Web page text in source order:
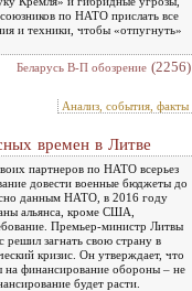
по НАТО прислать все
и техники, чтобы «отпугнуть»
Беларусь В-П обозрение (2256)
Анализ, события, факты
времен в Литве
партнеров по НАТО всерьез
довести военные бюджеты до
данным НАТО, в 2016 году
альянса, кроме США,
Премьер-министр Литвы
решил загнать свою страну в
кризис. Он утверждает, что
финансирование обороны – не
будет расти.